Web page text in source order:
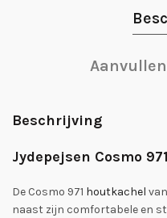
Beschrijving
Jydepejsen Cosmo 971
De Cosmo 971 houtkachel van
naast zijn comfortabele en